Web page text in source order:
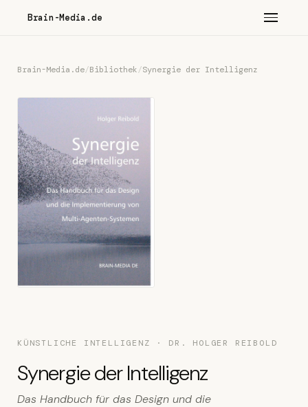
Brain-Media.de
Brain-Media.de/Bibliothek/Synergie der Intelligenz
KÜNSTLICHE INTELLIGENZ · DR. HOLGER REIBOLD
Synergie der Intelligenz
Das Handbuch für das Design und die